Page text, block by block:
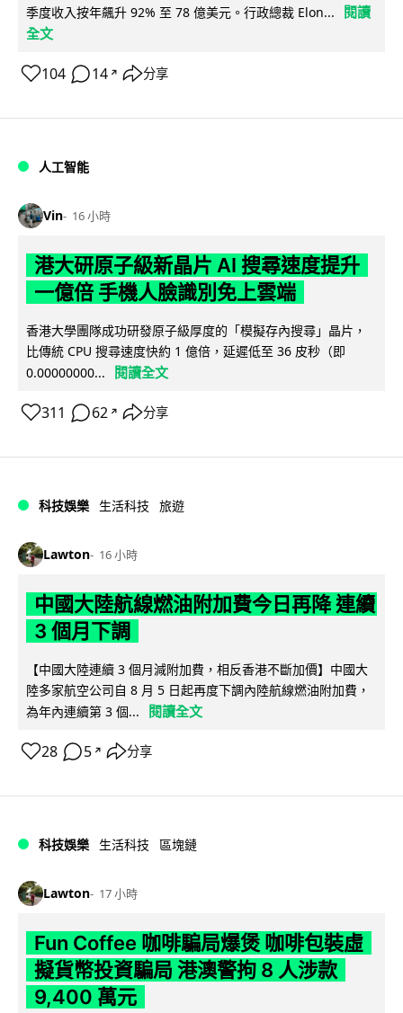
季度收入按年飆升 92% 至 78 億美元。行政總裁 Elon...
閱讀
全文
104 14 ↗ 分享
人工智能
Vin 16 小時
港大研原子級新晶片 AI 搜尋速度提升
一億倍 手機人臉識別免上雲端
香港大學團隊成功研發原子級厚度的「模擬存內搜尋」晶片，
比傳統 CPU 搜尋速度快約 1 億倍，延遲低至 36 皮秒（即
0.00000000...
閱讀全文
311 62 ↗ 分享
科技娛樂 生活科技 旅遊
Lawton 16 小時
中國大陸航線燃油附加費今日再降 連續
3 個月下調
【中國大陸連續 3 個月減附加費，相反香港不斷加價】中國大
陸多家航空公司自 8 月 5 日起再度下調內陸航線燃油附加費，
為年內連續第 3 個...
閱讀全文
28 5 ↗ 分享
科技娛樂 生活科技 區塊鏈
Lawton 17 小時
Fun Coffee 咖啡騙局爆煲 咖啡包裝虛
擬貨幣投資騙局 港澳警拘 8 人涉款
9,400 萬元